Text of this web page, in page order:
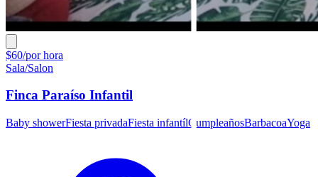
$60/por hora
Sala/Salon
Finca Paraíso Infantil
Baby showerFiesta privadaFiesta infantílCumpleañosBarbacoaYoga